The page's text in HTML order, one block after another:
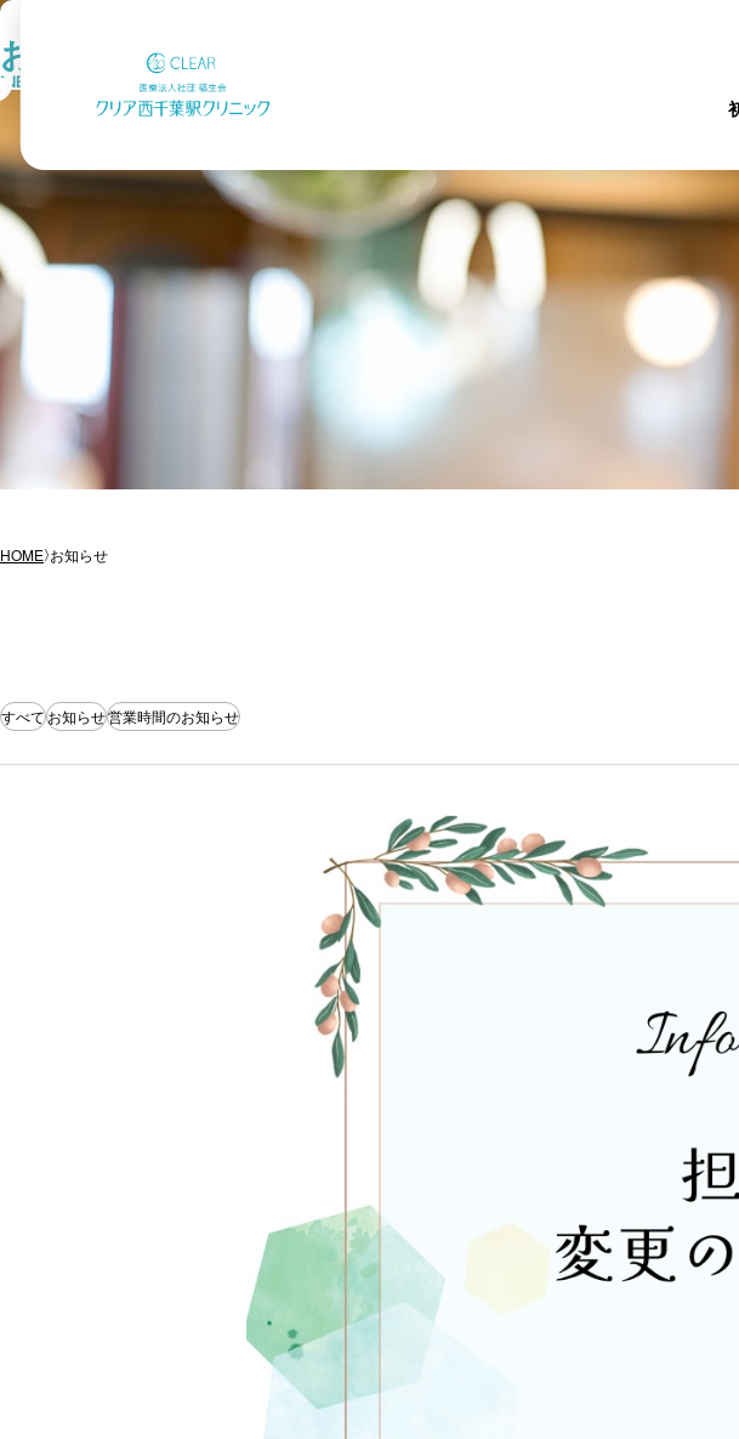
概要
診療時間
（対面・オ
泌尿器科
（対面・オ
お知らせ
NEWS
HOME お知らせ
すべてお知らせ営業時間のお知らせ